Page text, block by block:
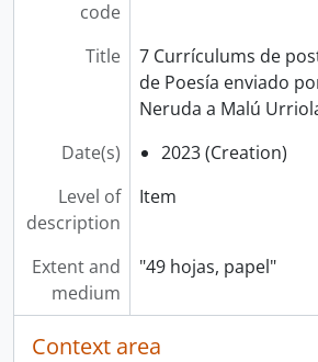
code
Title
7 Currículums de
de Poesía enviado
Neruda a Malú
Date(s)
2023 (Creation)
Level of
description
Item
Extent and
medium
"49 hojas, papel"
Context area